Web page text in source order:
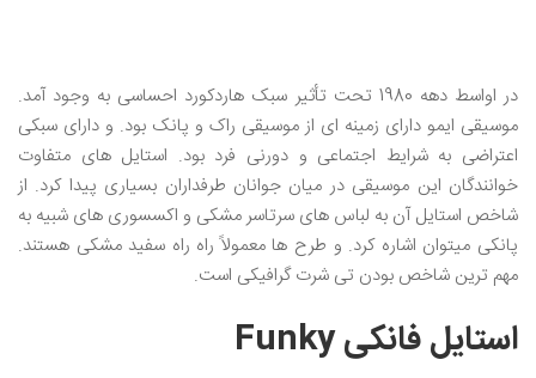
در اواسط دهه 1980 تحت تأثیر سبک هاردکورد احساسی به وجود آمد.
موسیقی ایمو دارای زمینه ای از موسیقی راک و پانک بود. و دارای سبکی
اعتراضی به شرایط اجتماعی و دورنی فرد بود. استایل های متفاوت
خوانندگان این موسیقی در میان جوانان طرفداران بسیاری پیدا کرد. از
شاخص استایل آن به لباس های سرتاسر مشکی و اکسسوری های شبیه به
پانکی میتوان اشاره کرد. و طرح ها معمولاً راه راه سفید مشکی هستند.
مهم ترین شاخص بودن تی شرت گرافیکی است.
استایل فانکی Funky